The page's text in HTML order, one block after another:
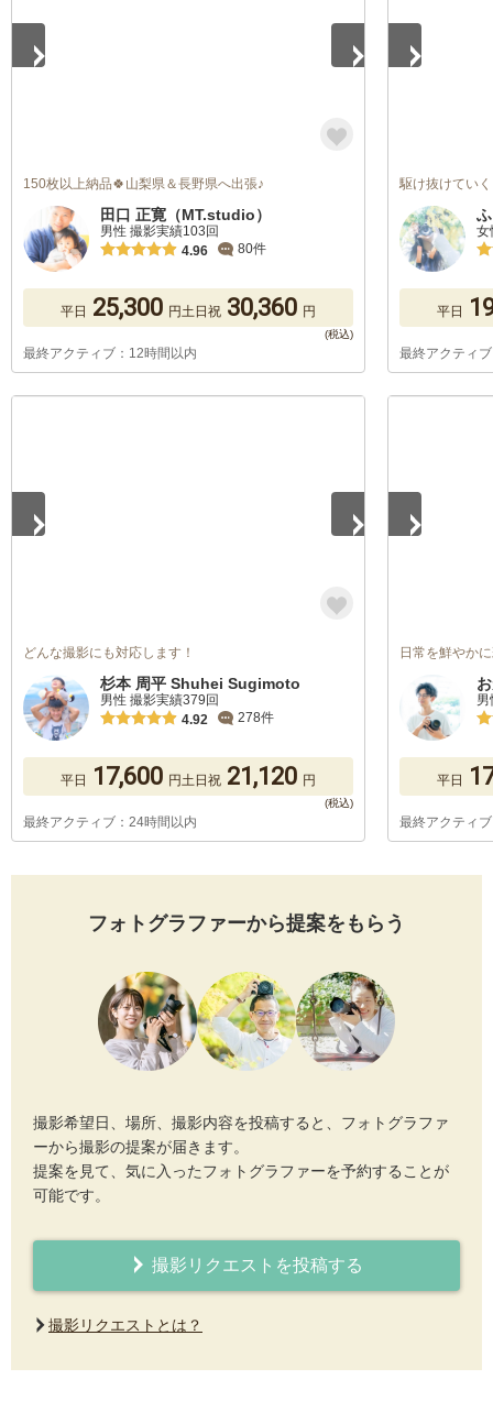
150枚以上納品🍀山梨県＆長野県へ出張♪
田口 正寛（MT.studio）
男性 撮影実績103回
4.96
80件
平日 25,300 円土日祝 30,360 円
最終アクティブ：12時間以内
駆け抜けてい
女
平日
最終アクティ
どんな撮影にも対応します！
杉本 周平 Shuhei Sugimoto
男性 撮影実績379回
4.92
278件
平日 17,600 円土日祝 21,120 円
最終アクティブ：24時間以内
日常を鮮やか
平日
最終アクティ
フォトグラファーから提案をもらう
撮影希望日、場所、撮影内容を投稿すると、フォトグラファ
ーから撮影の提案が届きます。
提案を見て、気に入ったフォトグラファーを予約することが
可能です。
撮影リクエストを投稿する
撮影リクエストとは？